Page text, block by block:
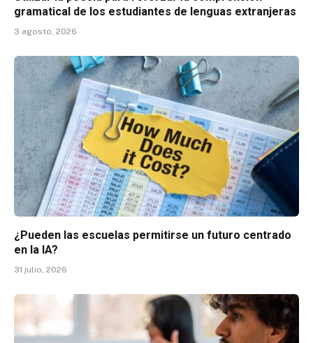
gramatical de los estudiantes de lenguas extranjeras
3 agosto, 2026
¿Pueden las escuelas permitirse un futuro centrado
en la IA?
31 julio, 2026